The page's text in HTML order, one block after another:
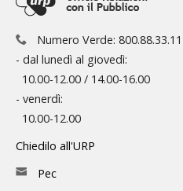
Numero Verde: 800.88.33.11
- dal lunedì al giovedì:
10.00-12.00 / 14.00-16.00
- venerdì:
10.00-12.00
Chiedilo all'URP
Pec